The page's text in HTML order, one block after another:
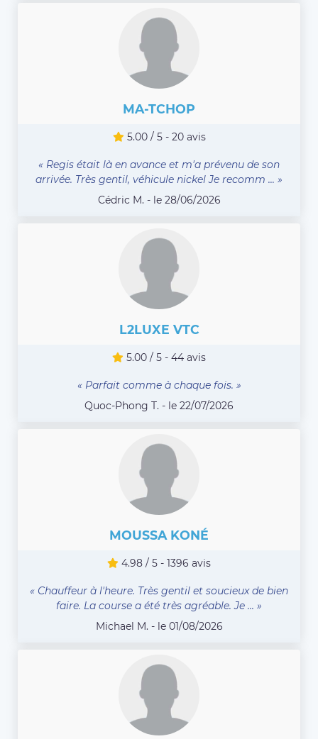
MA-TCHOP
5.00 / 5 - 20 avis
« Regis était là en avance et m'a prévenu de son
arrivée. Très gentil, véhicule nickel Je recomm ... »
Cédric M. - le 28/06/2026
L2LUXE VTC
5.00 / 5 - 44 avis
« Parfait comme à chaque fois. »
Quoc-Phong T. - le 22/07/2026
MOUSSA KONÉ
4.98 / 5 - 1396 avis
« Chauffeur à l'heure. Très gentil et soucieux de bien
faire. La course a été très agréable. Je ... »
Michael M. - le 01/08/2026